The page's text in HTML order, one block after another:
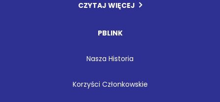
CZYTAJ WIĘCEJ
PBLINK
Nasza Historia
Korzyści Członkowskie